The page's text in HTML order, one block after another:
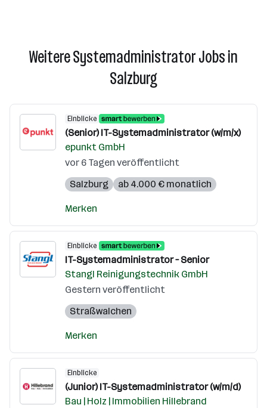
Weitere Systemadministrator Jobs in
Salzburg
Einblicke
(Senior) IT-Systemadministrator (w/m/x)
epunkt GmbH
vor 6 Tagen veröffentlicht
Salzburg
ab 4.000 € monatlich
Merken
Einblicke
IT-Systemadministrator – Senior
Stangl Reinigungstechnik GmbH
Gestern veröffentlicht
Straßwalchen
Merken
Einblicke
(Junior) IT-Systemadministrator (w/m/d)
Bau | Holz | Immobilien Hillebrand